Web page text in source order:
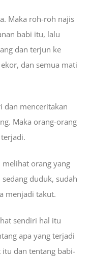
Maka roh-roh najis
babi itu, lalu
dan terjun ke
dan semua mati
dan menceritakan
Maka orang-orang
melihat orang yang
duduk, sudah
menjadi takut.
sendiri hal itu
apa yang terjadi
itu dan tentang babi-